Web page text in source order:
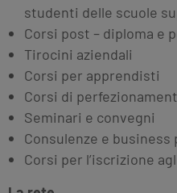
studenti delle scuole
Corsi post – diploma e
Tirocini aziendali
Corsi per apprendisti
Corsi di
Seminari e convegni
Consulenze e business
Corsi per l’iscrizione